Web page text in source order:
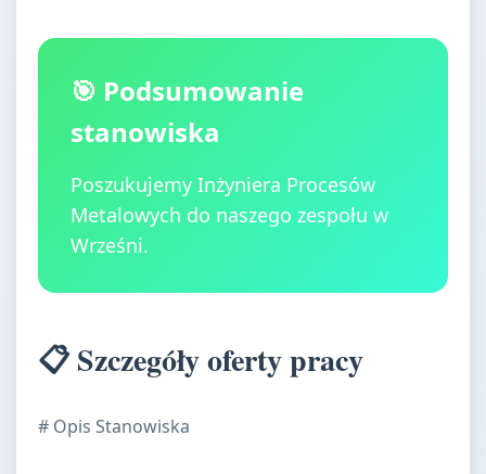
🎯 Podsumowanie
stanowiska
Poszukujemy Inżyniera Procesów
Metalowych do naszego zespołu w
Wrześni.
📋 Szczegóły oferty pracy
# Opis Stanowiska